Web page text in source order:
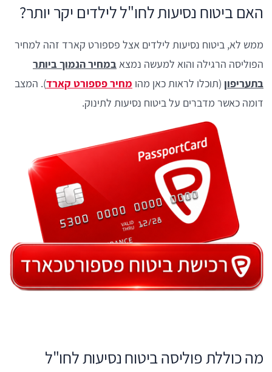
האם ביטוח נסיעות לחו"ל לילדים יקר יותר?
ממש לא, ביטוח נסיעות לילדים אצל פספורט קארד זהה למחיר
הפוליסה הרגילה והוא למעשה נמצאבמחיר הנמוך ביותר
בתעריפון (תוכלו לראות כאן מהו מחיר פספורט קארד). המצב
דומה כאשר מדברים על ביטוח נסיעות לתינוק.
מה כוללת פוליסה ביטוח נסיעות לחו"ל